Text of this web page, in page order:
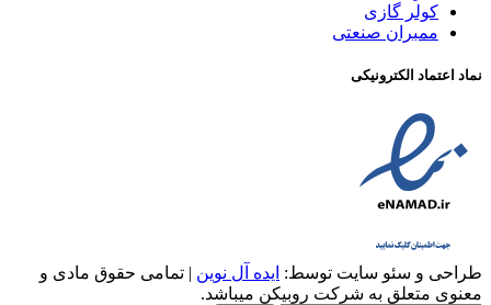
کولر گازی
ممبران صنعتی
نماد اعتماد الکترونیکی
طراحی و سئو سایت توسط: ایده آل نوین | تمامی حقوق مادی و
معنوی متعلق به شرکت روبیکن میباشد.